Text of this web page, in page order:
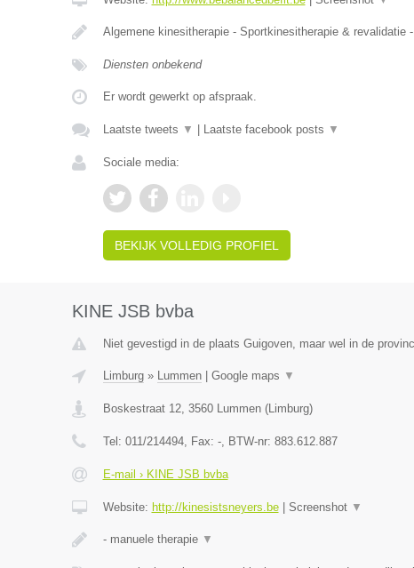
Algemene kinesitherapie - Sportkinesitherapie & revalidatie -
Diensten onbekend
Er wordt gewerkt op afspraak.
Laatste tweets ▼ Laatste facebook posts ▼
Sociale media:
BEKIJK VOLLEDIG PROFIEL
KINE JSB bvba
Niet gevestigd in de plaats Guigoven, maar wel in de
Limburg» Lummen| Google maps ▼
Boskestraat 12, 3560 Lummen(Limburg)
Tel: 011/214494, Fax: -, BTW-nr: 883.612.887
E-mail › KINE JSB bvba
Website: http://kinesistsneyers.be| Screenshot ▼
- manuele therapie ▼